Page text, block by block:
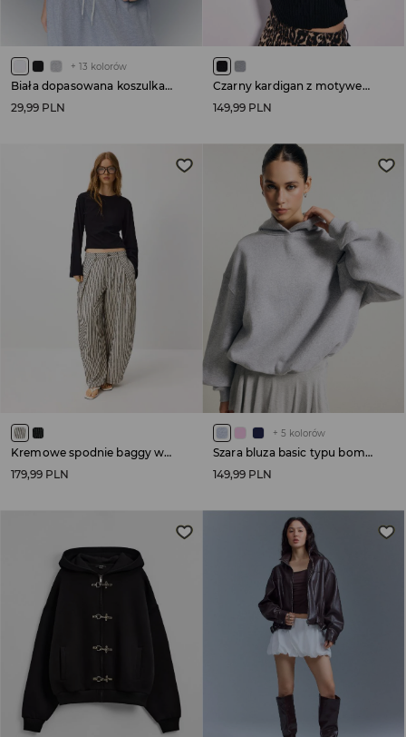
+ 13 kolorów
Biała dopasowana koszulka basic
29,99 PLN
Czarny kardigan z motywem skrzydeł
149,99 PLN
Kremowe spodnie baggy w ciemne paski
179,99 PLN
+ 5 kolorów
Szara bluza basic typu bombka z kapturem
149,99 PLN